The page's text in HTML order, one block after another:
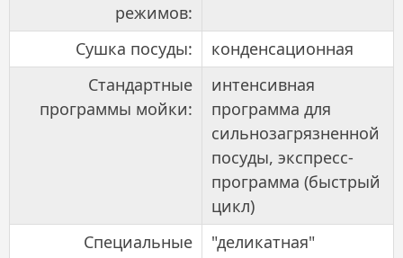
режимов:
Сушка посуды:
конденсационная
Стандартные
программы мойки:
интенсивная
программа для
сильнозагрязненной
посуды, экспресс-
программа (быстрый
цикл)
Специальные
"деликатная"